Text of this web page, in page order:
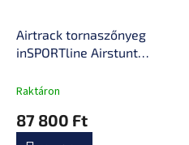
Airtrack tornaszőnyeg
inSPORTline Airstunt
mousse, PVC, Drop Stitch
varrás, javítókészlet,
hordozótáska
Raktáron
87 800 Ft